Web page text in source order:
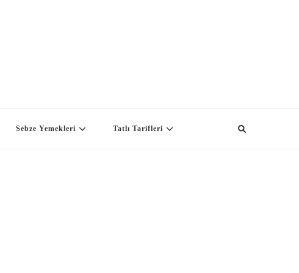
Sebze Yemekleri Tatlı Tarifleri